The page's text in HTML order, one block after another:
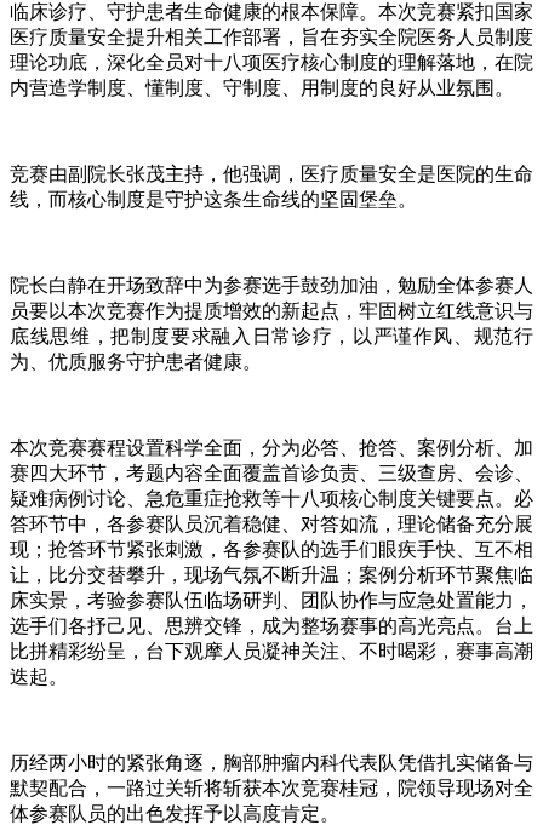
临床诊疗、守护患者生命健康的根本保障。本次竞赛紧扣国家
医疗质量安全提升相关工作部署，旨在夯实全院医务人员制度
理论功底，深化全员对十八项医疗核心制度的理解落地，在院
内营造学制度、懂制度、守制度、用制度的良好从业氛围。
竞赛由副院长张茂主持，他强调，医疗质量安全是医院的生命
线，而核心制度是守护这条生命线的坚固堡垒。
院长白静在开场致辞中为参赛选手鼓劲加油，勉励全体参赛人
员要以本次竞赛作为提质增效的新起点，牢固树立红线意识与
底线思维，把制度要求融入日常诊疗，以严谨作风、规范行
为、优质服务守护患者健康。
本次竞赛赛程设置科学全面，分为必答、抢答、案例分析、加
赛四大环节，考题内容全面覆盖首诊负责、三级查房、会诊、
疑难病例讨论、急危重症抢救等十八项核心制度关键要点。必
答环节中，各参赛队员沉着稳健、对答如流，理论储备充分展
现；抢答环节紧张刺激，各参赛队的选手们眼疾手快、互不相
让，比分交替攀升，现场气氛不断升温；案例分析环节聚焦临
床实景，考验参赛队伍临场研判、团队协作与应急处置能力，
选手们各抒己见、思辨交锋，成为整场赛事的高光亮点。台上
比拼精彩纷呈，台下观摩人员凝神关注、不时喝彩，赛事高潮
迭起。
历经两小时的紧张角逐，胸部肿瘤内科代表队凭借扎实储备与
默契配合，一路过关斩将斩获本次竞赛桂冠，院领导现场对全
体参赛队员的出色发挥予以高度肯定。